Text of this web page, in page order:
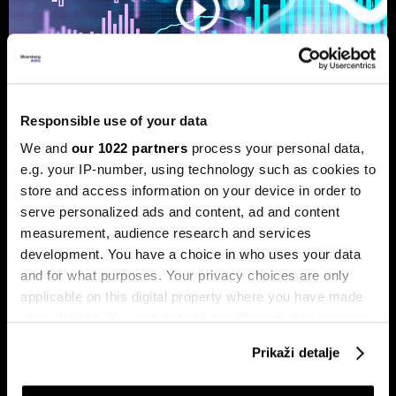
Responsible use of your data
We and our 1022 partners process your personal data,
e.g. your IP-number, using technology such as cookies to
store and access information on your device in order to
serve personalized ads and content, ad and content
measurement, audience research and services
development. You have a choice in who uses your data
and for what purposes. Your privacy choices are only
applicable on this digital property where you have made
Prikaži detalje
Ljeto na burzama: Psihologija
ulagača kao najveći neprijatelj
Povijesni podaci pokazuju da su lipanj i srpanj mjeseci s
najmanjom volatilnošću na burzama.